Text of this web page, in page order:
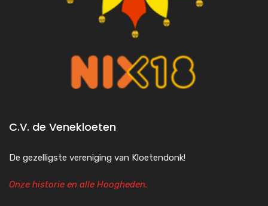
C.V. de Venekloeten
De gezelligste vereniging van Kloetendonk!
Onze historie en alle Hoogheden.